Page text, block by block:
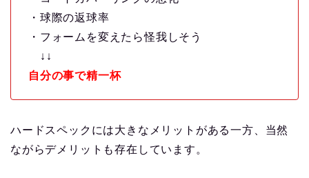
・球際の返球率
・フォームを変えたら怪我しそう
↓↓
自分の事で精一杯
ハードスペックには大きなメリットがある一方、当然
ながらデメリットも存在しています。